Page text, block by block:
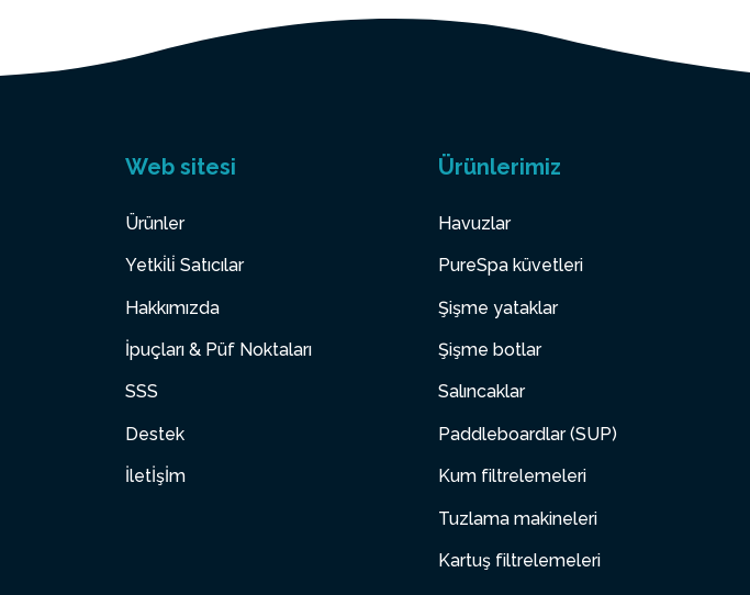
Web sitesi
Ürünler
Yetki̇li̇ Satıcılar
Hakkımızda
İpuçları & Püf Noktaları
SSS
Destek
İletİşİm
Ürünlerimiz
Havuzlar
PureSpa küvetleri
Şişme yataklar
Şişme botlar
Salıncaklar
Paddleboardlar (SUP)
Kum filtrelemeleri
Tuzlama makineleri
Kartuş filtrelemeleri